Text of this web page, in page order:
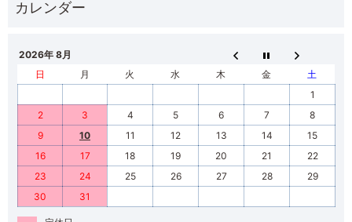
2026年 8月
日
月 火 水 木 金
土
1
2
3 4 5 6 7
8
9
10 11 12 13 14
15
16
17 18 19 20 21
22
23
24 25 26 27 28
29
30
31